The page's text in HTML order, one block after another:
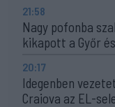
21:58
Nagy pofonba
kikapott a Győr
20:17
Idegenben
Craiova az EL-